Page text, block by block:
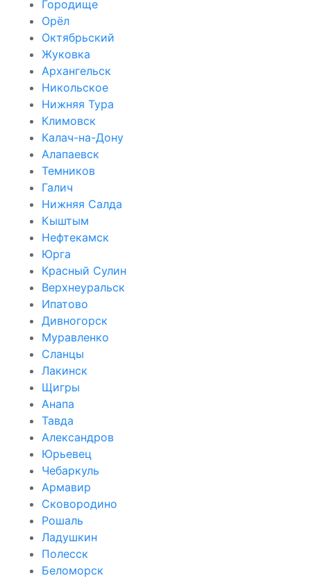
Городище
Орёл
Октябрьский
Жуковка
Архангельск
Никольское
Нижняя Тура
Климовск
Калач-на-Дону
Алапаевск
Темников
Галич
Нижняя Салда
Кыштым
Нефтекамск
Юрга
Красный Сулин
Верхнеуральск
Ипатово
Дивногорск
Муравленко
Сланцы
Лакинск
Щигры
Анапа
Тавда
Александров
Юрьевец
Чебаркуль
Армавир
Сковородино
Рошаль
Ладушкин
Полесск
Беломорск